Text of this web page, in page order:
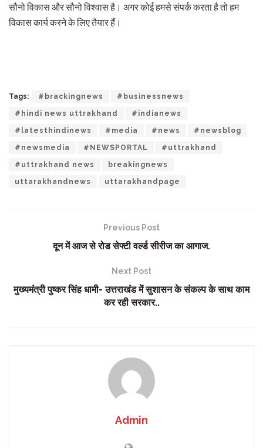
सौनो विकास और सौनो विश्वास है। अगर कोई हमसे संपर्क करता है तो हम
विकास कार्य करने के लिए तैयार हैं।
Tags: #brackingnews #businessnews
#hindi news uttrakhand #indianews
#latesthindinews #media #news #newsblog
#newsmedia #NEWSPORTAL #uttrakhand
#uttrakhand news breakingnews
uttarakhandnews uttarakhandpage
Previous Post
दून में आज से रोड सेफ्टी वर्ल्ड सीरीज का आगाज.
Next Post
मुख्यमंत्री पुष्कर सिंह धामी- उत्तराखंड में सुशासन के संकल्प के साथ काम
कर रही सरकार..
Admin